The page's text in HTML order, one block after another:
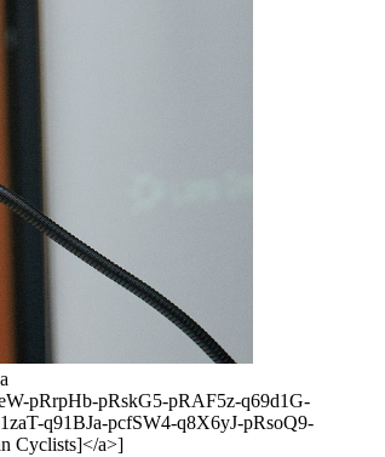
pRrpHb-pRskG5-pRAF5z-q69d1G-
q91BJa-pcfSW4-q8X6yJ-pRsoQ9-
Cyclists]</a>]